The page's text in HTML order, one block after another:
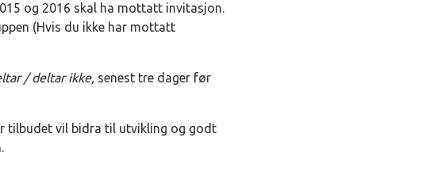
og 2016 skal ha mottatt invitasjon.
(Hvis du ikke har mottatt
/ deltar ikke, senest tre dager før
tilbudet vil bidra til utvikling og godt